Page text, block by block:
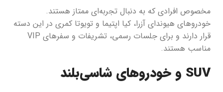
مخصوص افرادی که به دنبال تجربه‌ای ممتاز هستند.
خودروهای هیوندای آزرا، کیا اپتیما و تویوتا کمری در این دسته
قرار دارند و برای جلسات رسمی، تشریفات و سفرهای VIP
مناسب هستند.
SUV و خودروهای شاسی‌بلند